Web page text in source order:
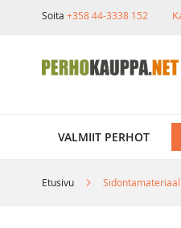
Soita +358 44-3338 152
VALMIIT PERHOT
Etusivu